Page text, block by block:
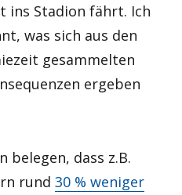
ins Stadion fährt. Ich
was sich aus den
gesammelten
ergeben
belegen, dass z.B.
rund30 % weniger